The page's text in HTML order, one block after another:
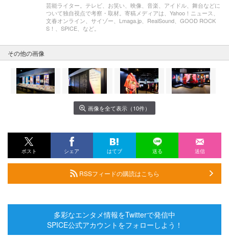
芸能ライター。テレビ、お笑い、映像、音楽、アイドル、舞台などに
ついて独自視点で考察・取材。寄稿メディアは、Yahoo！ニュース、
文春オンライン、サイゾー、Lmaga.jp、RealSound、GOOD ROCK
S！、SPICE、など。
その他の画像
画像を全て表示（10件）
ポスト シェア はてブ 送る 送信
RSSフィードの購読はこちら
多彩なエンタメ情報をTwitterで発信中
SPICE公式アカウントをフォローしよう！